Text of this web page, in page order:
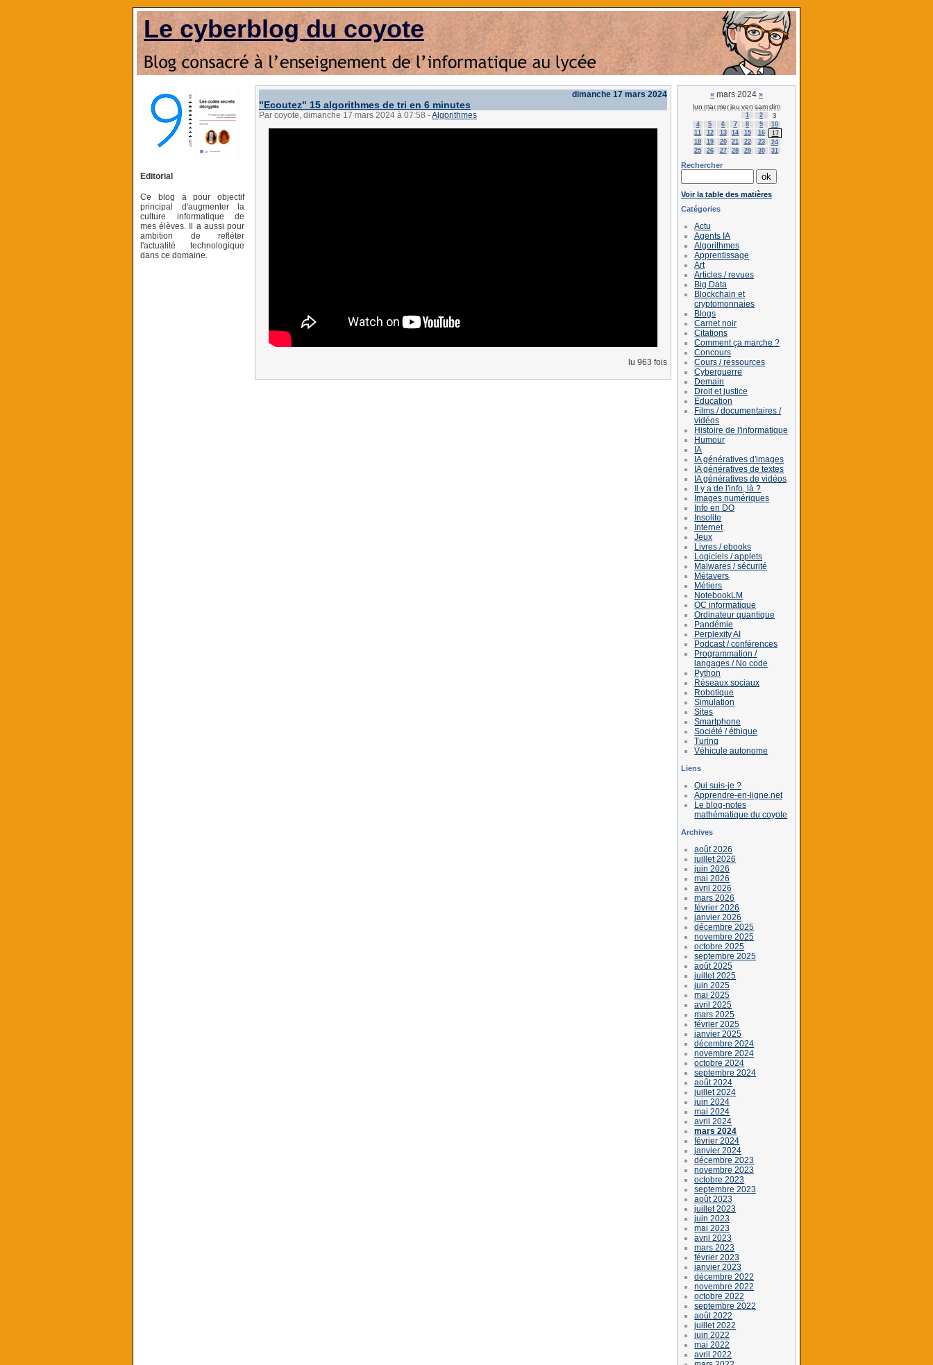
Le cyberblog du coyote
Editorial
Ce blog a pour objectif
principal d'augmenter la
culture informatique de
mes élèves. Il a aussi pour
ambition de refléter
l'actualité technologique
dans ce domaine.
dimanche 17 mars 2024
"Ecoutez" 15 algorithmes de tri en 6 minutes
Par coyote, dimanche 17 mars 2024 à 07:58 -Algorithmes
lu 963 fois
« mars 2024 »
lun marmerjeu ven samdim
1 2 3
4 5 6 7 8 9
10
11
12 13 14 15 16
17
18
19 20 21 22 23
24
25
26 27 28 29 30 31
Rechercher
Voir la table des matières
Catégories
Actu
Agents IA
Algorithmes
Apprentissage
Art
Articles / revues
Big Data
Blockchain et
cryptomonnaies
Blogs
Carnet noir
Citations
Comment ça marche ?
Concours
Cours / ressources
Cyberguerre
Demain
Droit et justice
Education
Films / documentaires /
vidéos
Histoire de l'informatique
Humour
IA
IA génératives d'images
IA génératives de textes
IA génératives de vidéos
Il y a de l'info, là ?
Images numériques
Info en DO
Insolite
Internet
Jeux
Livres / ebooks
Logiciels / applets
Malwares / sécurité
Métavers
Métiers
NotebookLM
OC informatique
Ordinateur quantique
Pandémie
Perplexity AI
Podcast / conférences
Programmation /
langages / No code
Python
Réseaux sociaux
Robotique
Simulation
Sites
Smartphone
Société / éthique
Turing
Véhicule autonome
Liens
Qui suis-je ?
Apprendre-en-ligne.net
Le blog-notes
mathématique du coyote
Archives
août 2026
juillet 2026
juin 2026
mai 2026
avril 2026
mars 2026
février 2026
janvier 2026
décembre 2025
novembre 2025
octobre 2025
septembre 2025
août 2025
juillet 2025
juin 2025
mai 2025
avril 2025
mars 2025
février 2025
janvier 2025
décembre 2024
novembre 2024
octobre 2024
septembre 2024
août 2024
juillet 2024
juin 2024
mai 2024
avril 2024
mars 2024
février 2024
janvier 2024
décembre 2023
novembre 2023
octobre 2023
septembre 2023
août 2023
juillet 2023
juin 2023
mai 2023
avril 2023
mars 2023
février 2023
janvier 2023
décembre 2022
novembre 2022
octobre 2022
septembre 2022
août 2022
juillet 2022
juin 2022
mai 2022
avril 2022